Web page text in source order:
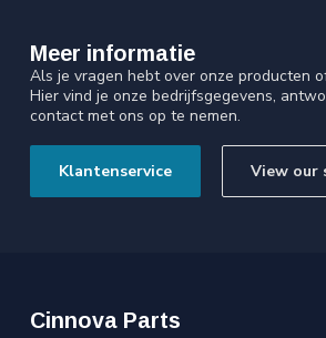
Meer informatie
Als je vragen hebt over onze producten
Hier vind je onze bedrijfsgegevens,
contact met ons op te nemen.
Klantenservice View our
Cinnova Parts